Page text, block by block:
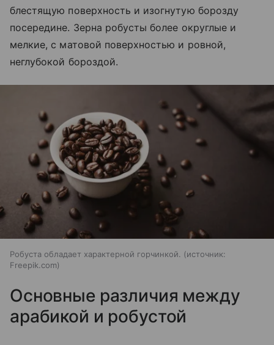
блестящую поверхность и изогнутую борозду
посередине. Зерна робусты более округлые и
мелкие, с матовой поверхностью и ровной,
неглубокой бороздой.
Робуста обладает характерной горчинкой.
источник:
Freepik.com
Основные различия между
арабикой и робустой